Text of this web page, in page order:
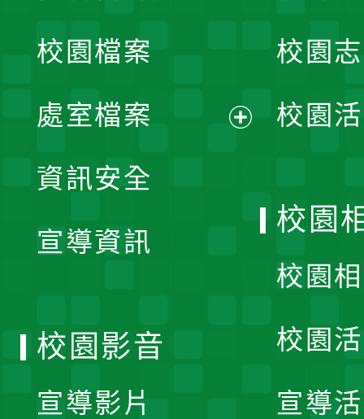
單
校園檔案
處室檔案
資訊安全
宣導資訊
校園
校園
校園
校園
校園
宣導
校園影音
宣導影片